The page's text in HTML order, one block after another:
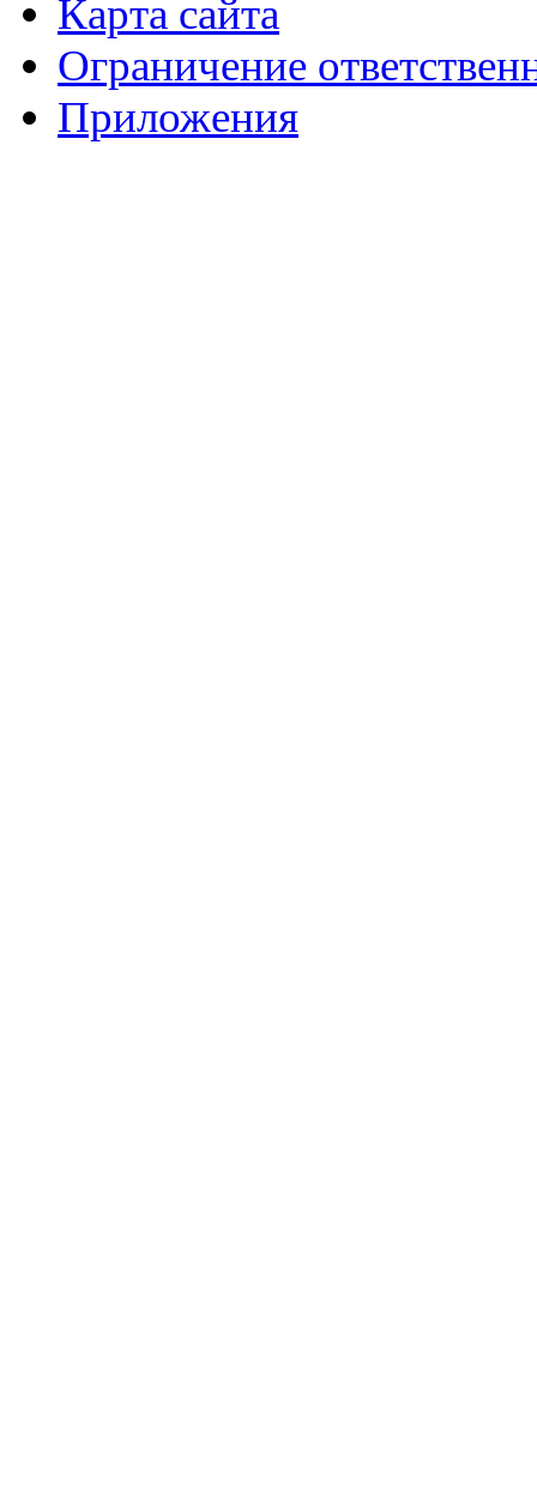
Карта сайта
Ограничение
Приложения